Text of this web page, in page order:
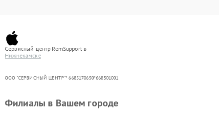
Сервисный центр RemSupport в
Нижнекамске
ООО "СЕРВИСНЫЙ ЦЕНТР"* 6685170650*668501001
Филиалы в Вашем городе